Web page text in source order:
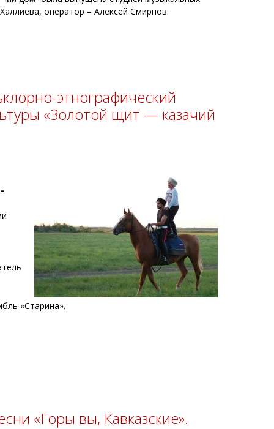
оператор – Алексей Смирнов.
этнографический
«Золотой щит — казачий
«Старина».
«Горы вы, Кавказские».